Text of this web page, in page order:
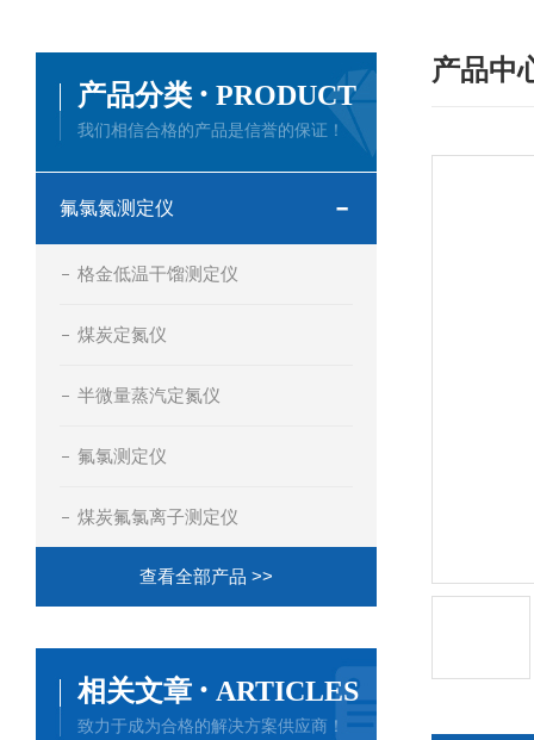
产品中
产品分类 · PRODUCT
我们相信合格的产品是信誉的保证！
氟氯氮测定仪
格金低温干馏测定仪
煤炭定氮仪
半微量蒸汽定氮仪
氟氯测定仪
煤炭氟氯离子测定仪
查看全部产品 >>
相关文章 · ARTICLES
致力于成为合格的解决方案供应商！